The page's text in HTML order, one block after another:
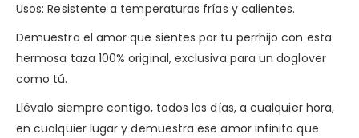
Usos: Resistente a temperaturas frías y calientes.
Demuestra el amor que sientes por tu perrhijo con esta
hermosa taza 100% original, exclusiva para un doglover
como tú.
Llévalo siempre contigo, todos los días, a cualquier hora,
en cualquier lugar y demuestra ese amor infinito que